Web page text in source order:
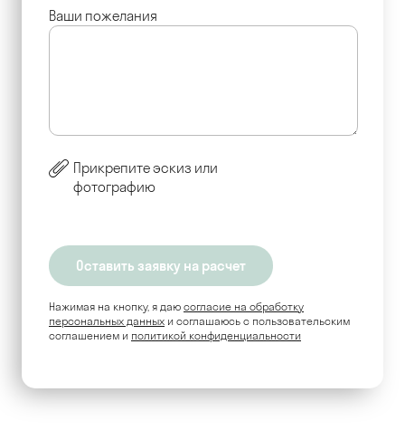
Ваши пожелания
Прикрепите эскиз или
фотографию
Нажимая на кнопку, я даю согласие на обработку
персональных данных и соглашаюсь c пользовательским
соглашением и политикой конфиденциальности